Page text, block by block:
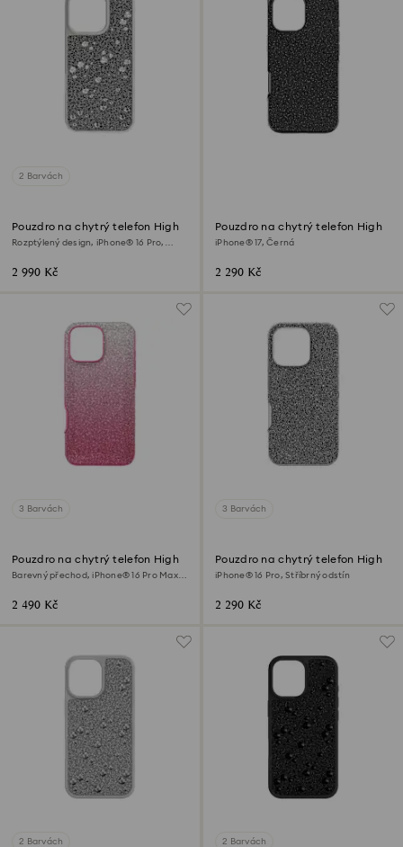
2 Barvách
Pouzdro na chytrý telefon High
Rozptýlený design, iPhone® 16 Pro,
2 990 Kč
Pouzdro na chytrý telefon High
iPhone® 17, Černá
2 290 Kč
3 Barvách
Pouzdro na chytrý telefon High
Barevný přechod, iPhone® 16 Pro Max,
2 490 Kč
3 Barvách
Pouzdro na chytrý telefon High
iPhone® 16 Pro, Stříbrný odstín
2 290 Kč
2 Barvách 2 Barvách